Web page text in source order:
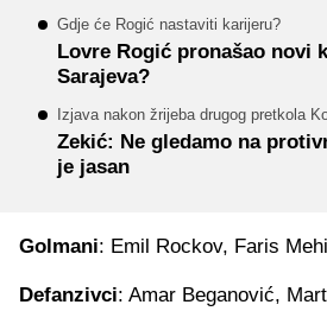
Gdje će Rogić nastaviti karijeru?
Lovre Rogić pronašao novi
Sarajeva?
Izjava nakon žrijeba drugog pretkola
Zekić: Ne gledamo na
je jasan
Golmani: Emil Rockov, Faris
Defanzivci: Amar Beganović,